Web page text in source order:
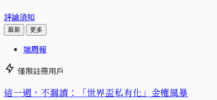
評論須知
最新 更多
端周報
僅限註冊用戶
這一週，不漏讀：「世界盃私有化」金權風暴